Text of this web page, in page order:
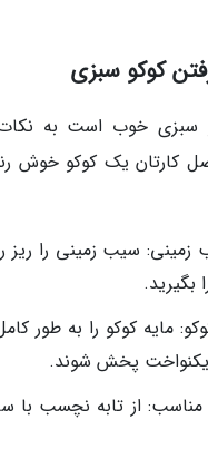
کوکو سبزی
سبزی خوب است به
کارتان یک کوکو خوش
سیب زمینی را ریز
بگیرید.
مایه کوکو را به طور
یکنواخت پخش شوند.
مناسب: از تابه نچسب با